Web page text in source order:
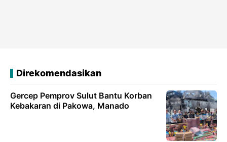
Direkomendasikan
Gercep Pemprov Sulut Bantu Korban
Kebakaran di Pakowa, Manado